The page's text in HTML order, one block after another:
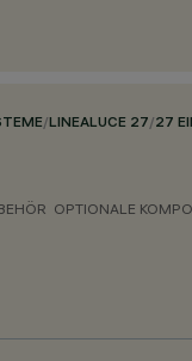
/LINEALUCE 27/27
OPTIONALE